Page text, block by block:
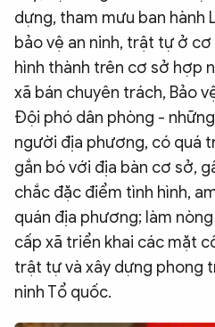
Infographic
Chuyên trang An ninh thế giới Văn
Chuyên đề
dựng, tham mưu ban hành
bảo vệ an ninh, trật tự ở
hình thành trên cơ sở hợp
xã bán chuyên trách, Bảo
Đội phó dân phòng -
người địa phương, có quá
gắn bó với địa bàn cơ sở,
chắc đặc điểm tình hình,
quán địa phương; làm
cấp xã triển khai các mặt
trật tự và xây dựng phong
ninh Tổ quốc.